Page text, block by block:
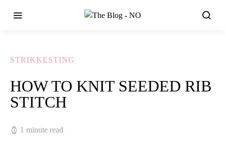
STRIKKESTING
HOW TO KNIT SEEDED RIB
STITCH
1 minute read